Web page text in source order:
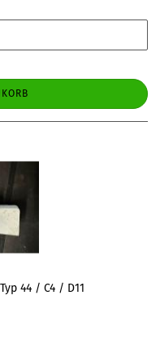
44 / C4 / D11